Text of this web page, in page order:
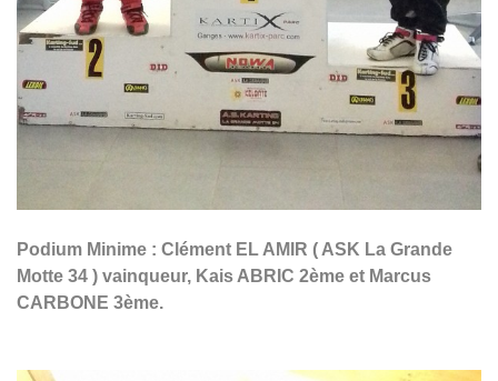
Podium Minime : Clément EL AMIR ( ASK La Grande
Motte 34 ) vainqueur, Kais ABRIC 2ème et Marcus
CARBONE 3ème.